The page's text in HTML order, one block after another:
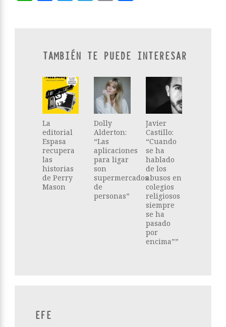
TAMBIÉN TE PUEDE INTERESAR
La
editorial
Espasa
recupera
las
historias
de Perry
Mason
Dolly
Alderton:
“Las
aplicaciones
para ligar
son
supermercados
de
personas”
Javier
Castillo:
“Cuando
se ha
hablado
de los
abusos en
colegios
religiosos
siempre
se ha
pasado
por
encima””
EFE